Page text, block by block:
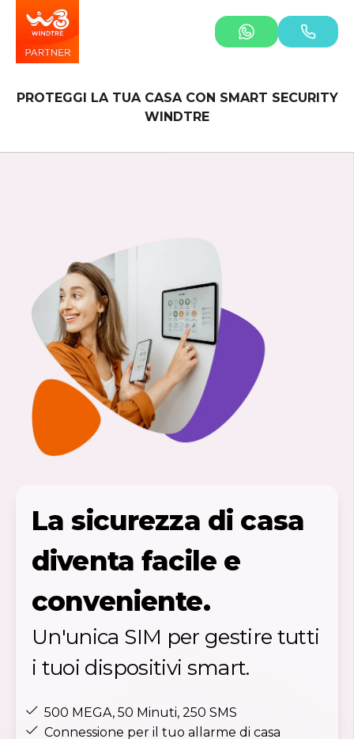
PROTEGGI LA TUA CASA CON SMART SECURITY
WINDTRE
La sicurezza di casa
diventa facile e
conveniente.
Un'unica SIM per gestire tutti
i tuoi dispositivi smart.
500 MEGA, 50 Minuti, 250 SMS​
Connessione per il tuo allarme di casa​